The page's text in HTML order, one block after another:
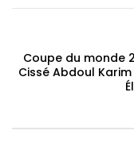
Coupe du monde
Cissé Abdoul